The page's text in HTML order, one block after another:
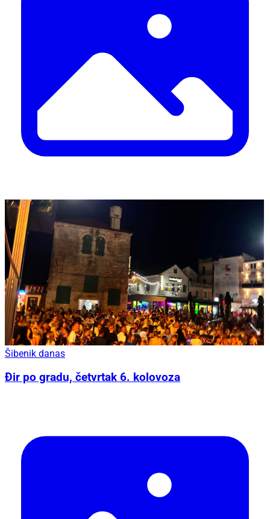
Šibenik danas
Đir po gradu, četvrtak 6. kolovoza